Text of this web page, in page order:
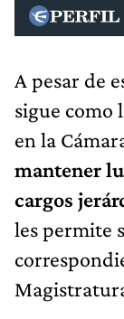
A pesar de
sigue como
en la
mantener
cargos
les permite